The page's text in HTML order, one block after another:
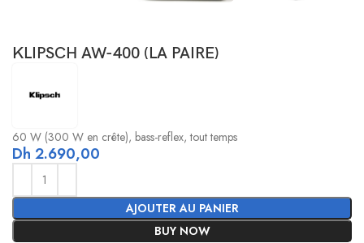
KLIPSCH AW-400 (LA PAIRE)
60 W (300 W en crête), bass-reflex, tout temps
Dh 2.690,00
AJOUTER AU PANIER
BUY NOW